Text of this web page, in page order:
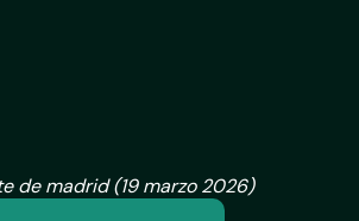
de madrid (19 marzo 2026)